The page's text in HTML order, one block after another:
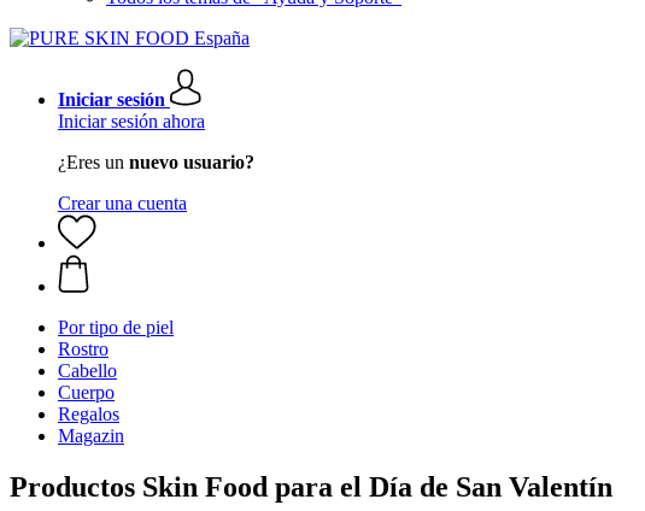
Iniciar sesión
Iniciar sesión ahora
¿Eres un nuevo usuario?
Crear una cuenta
Por tipo de piel
Rostro
Cabello
Cuerpo
Regalos
Magazin
Productos Skin Food para el Día de San Valentín